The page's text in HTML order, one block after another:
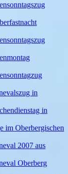
in
in
im Oberbergischen
2007 aus
Oberberg